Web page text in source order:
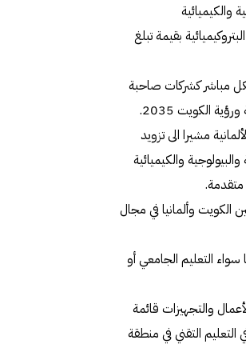
والكيميائية
بقيمة تبلغ
علامة تجارية ألمانية بشكل مباشر كشركات صاحبة
الكويت 2035.
مشيرا الى تزويد
والكيميائية
متقدمة.
الكويت وألمانيا في مجال
سواء التعليم الجامعي أو
والتجهيزات قائمة
التقني في منطقة